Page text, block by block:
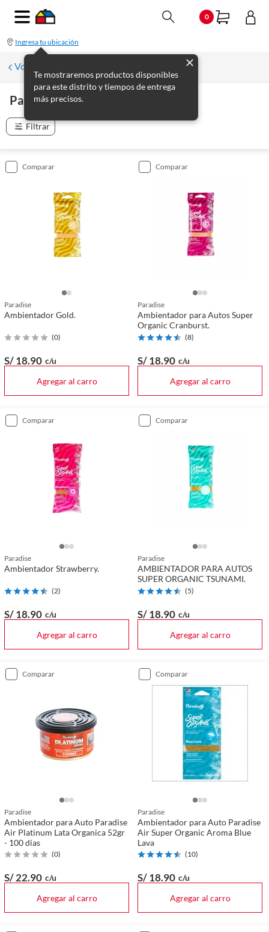
0
Ingresa tu ubicación
Te mostraremos productos disponibles
para este distrito y tiempos de entrega
más precisos.
Volver
Paradise (15productos
Filtrar
comparar
Paradise
Ambientador Gold.
(0)
S/ 18.90 c/u
Agregar al carro
comparar
Paradise
Ambientador para Autos Super
Organic Cranburst.
(8)
S/ 18.90 c/u
Agregar al carro
comparar
Paradise
Ambientador Strawberry.
(2)
S/ 18.90 c/u
Agregar al carro
comparar
Paradise
AMBIENTADOR PARA AUTOS
SUPER ORGANIC TSUNAMI.
(5)
S/ 18.90 c/u
Agregar al carro
comparar
Paradise
Ambientador para Auto Paradise
Air Platinum Lata Organica 52gr
- 100 dias
(0)
S/ 22.90 c/u
Agregar al carro
comparar
Paradise
Ambientador para Auto Paradise
Air Super Organic Aroma Blue
Lava
(10)
S/ 18.90 c/u
Agregar al carro